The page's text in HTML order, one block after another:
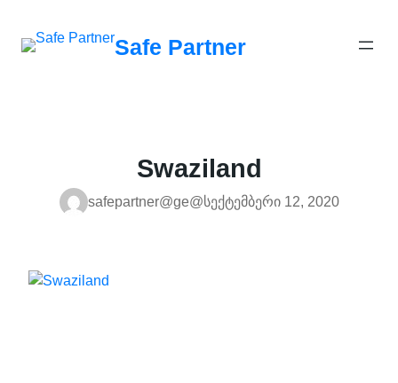
გადასვლა
Safe Partner
Swaziland
safepartner@ge@სექტემბერი 12, 2020